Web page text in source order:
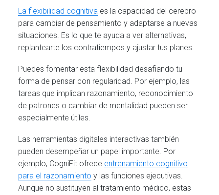
La flexibilidad cognitiva es la capacidad del cerebro
para cambiar de pensamiento y adaptarse a nuevas
situaciones. Es lo que te ayuda a ver alternativas,
replantearte los contratiempos y ajustar tus planes.
Puedes fomentar esta flexibilidad desafiando tu
forma de pensar con regularidad. Por ejemplo, las
tareas que implican razonamiento, reconocimiento
de patrones o cambiar de mentalidad pueden ser
especialmente útiles.
Las herramientas digitales interactivas también
pueden desempeñar un papel importante. Por
ejemplo, CogniFit ofrece entrenamiento cognitivo
para el razonamiento y las funciones ejecutivas.
Aunque no sustituyen al tratamiento médico, estas